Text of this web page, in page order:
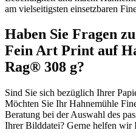
am vielseitigsten einsetzbaren
Haben Sie Fragen
Fein Art Print auf
Rag® 308 g?
Sind Sie sich bezüglich Ihrer
Möchten Sie Ihr Hahnemühle
Beratung bei der Auswahl des
Ihrer Bilddatei? Gerne helfen wir